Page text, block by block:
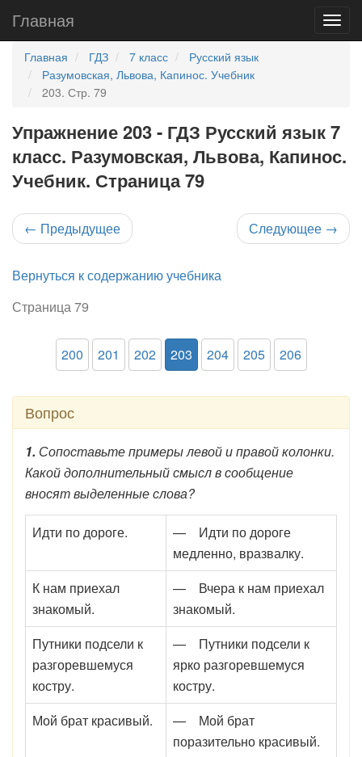
Главная
Главная ГДЗ 7 класс
Русский язык
Разумовская, Львова, Капинос. Учебник
203. Стр. 79
Упражнение 203 - ГДЗ Русский язык 7
класс. Разумовская, Львова, Капинос.
Учебник. Страница 79
← Предыдущее Следующее →
Вернуться к содержанию учебника
Страница 79
200 201 202 203 204 205 206
Вопрос
1. Сопоставьте примеры левой и правой колонки.
Какой дополнительный смысл в сообщение
вносят выделенные слова?
Идти по дороге.
— Идти по дороге
медленно, вразвалку.
К нам приехал
знакомый.
— Вчера к нам приехал
знакомый.
Путники подсели к
разгоревшемуся
костру.
— Путники подсели к
ярко разгоревшемуся
костру.
Мой брат красивый.
— Мой брат
поразительно красивый.